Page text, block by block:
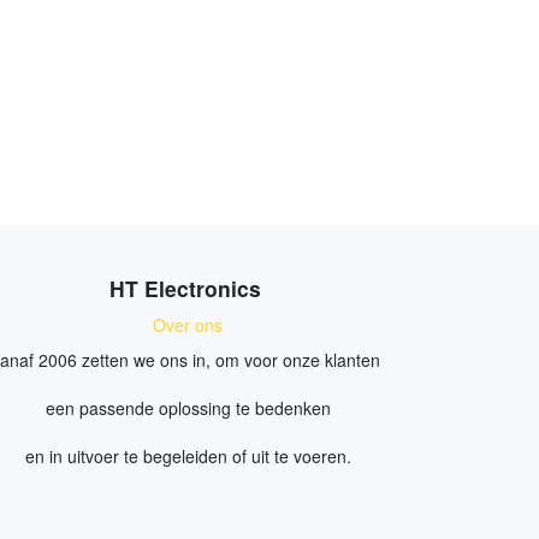
HT Electronics
Over ons
2006 zetten we ons in, om voor onze klanten
een passende oplossing te bedenken
en in uitvoer te begeleiden of uit te voeren.